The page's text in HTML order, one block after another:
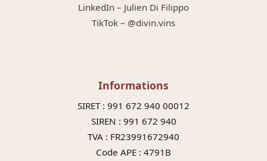
LinkedIn – Julien Di Filippo
TikTok – @divin.vins
Informations
SIRET : 991 672 940 00012
SIREN : 991 672 940
TVA : FR23991672940
Code APE : 4791B